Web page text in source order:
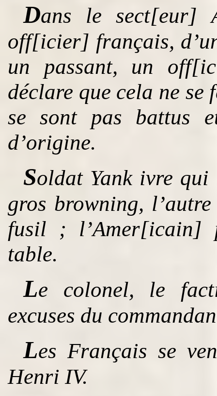
Dans le sect[eur]
off[icier] français,
un passant, un
déclare que cela ne
se sont pas battus
d’origine.
Soldat Yank ivre qui
gros browning,
fusil ; l’Amer[icain]
table.
Le colonel, le
excuses du
Les Français se
Henri IV.